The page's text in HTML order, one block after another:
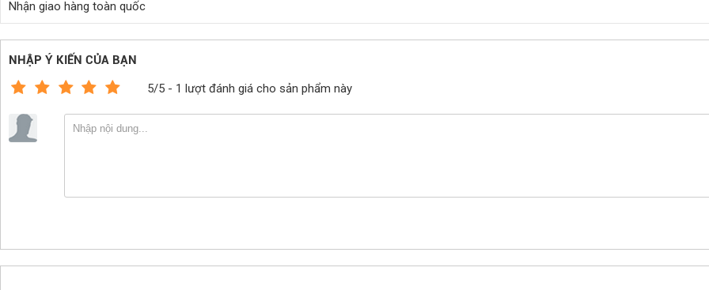
Nhận giao hàng toàn quốc
NHẬP Ý KIẾN CỦA BẠN
5/5 - 1 lượt đánh giá cho sản phẩm này